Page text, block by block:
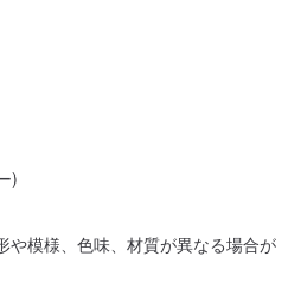
)
や模様、色味、材質が異なる場合が